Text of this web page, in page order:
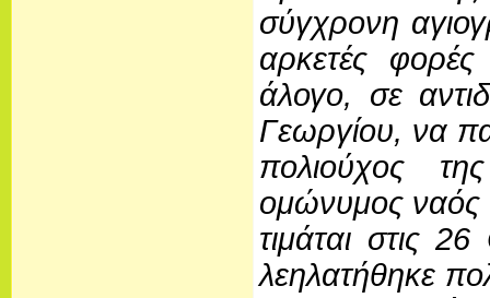
σύγχρονη
αρκετές
άλογο, σε
Γεωργίου, να
πολιούχος
ομώνυμος ναός
τιμάται στις
λεηλατήθηκε